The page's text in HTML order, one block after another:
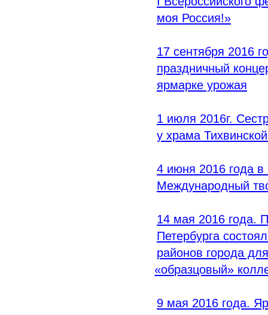
моя Россия!»
17 сентября 2016
праздничный
ярмарке урожая
1 июля 2016г.
у храма
4 июня 2016 года
Международный
14 мая 2016 года.
Петербурга
районов города
«образцовый»
9 мая 2016 года.